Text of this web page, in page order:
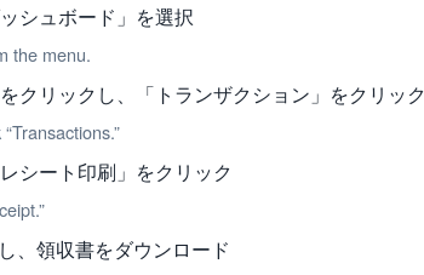
シュボード」を選択
the menu.
クリックし、「トランザクション」をクリッ
シート印刷」をクリック
、領収書をダウンロード